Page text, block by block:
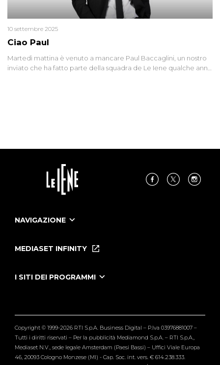
Ciao Paul
10 settembre 2025
Martedì mattina è venuto a mancare Paul Baccaglini, un nostro
inviato che ha fatto parte della squadra de Le Iene qualche anno
NAVIGAZIONE
Le Iene Presentano Inside
Tutti i servizi
MEDIASET INFINITY
I SITI DEI PROGRAMMI
Verissimo
Copyright © 1999-2026 RTI S.p.A. Business Digital – P.Iva 03976881007 –
Tutti i diritti riservati – Per la pubblicità Mediamond S.p.A. – RTI S.p.A.,
Mediaset N.V., sede legale Amsterdam (Paesi Bassi) – Uffici Viale Europa
46, 20093 Cologno Monzese (MI) - Cap. Soc. int. vers. € 614.238.333.